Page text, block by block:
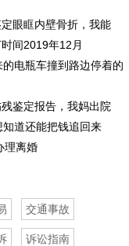
眼眶内壁骨折，我能
间2019年12月
电瓶车撞到路边停着的
鉴定报告，我妈出院
道还能把钱追回来
理离婚
交通事故
诉讼指南